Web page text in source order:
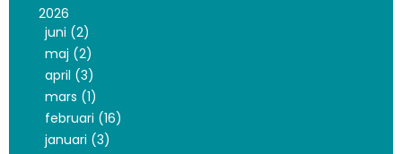
2026
juni (2)
maj (2)
april (3)
mars (1)
februari (16)
januari (3)